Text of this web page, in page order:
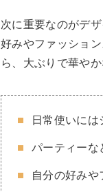
次に重要なのがデ
好みやファッショ
ら、大ぶりで華や
日常使いに
パーティーな
自分の好みや